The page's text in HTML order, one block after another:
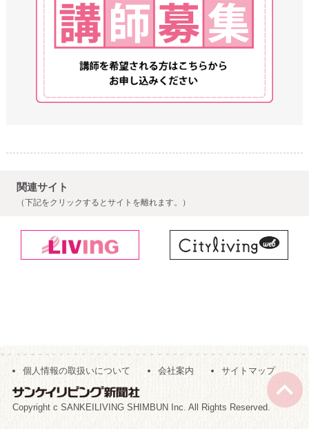
関連サイト
（下記をクリックするとサイトを離れます。）
個人情報の取扱いについて 会社案内 サイトマップ
Copyright c SANKEILIVING SHIMBUN Inc. All Rights Reserved.